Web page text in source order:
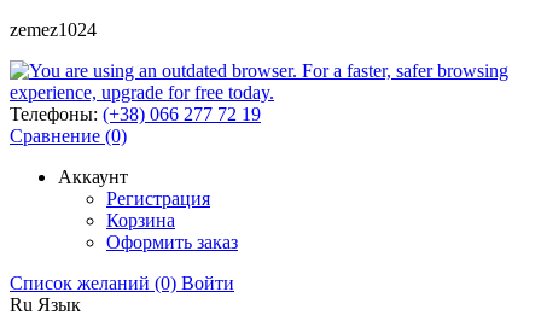
zemez1024
Телефоны: (+38) 066 277 72 19
Сравнение (0)
Аккаунт
Регистрация
Корзина
Оформить заказ
Список желаний (0) Войти
Ru Язык